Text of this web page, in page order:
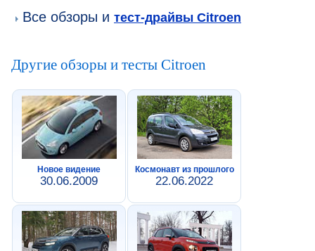
Все обзоры и тест-драйвы Citroen
Другие обзоры и тесты Citroen
Новое видение
30.06.2009
Космонавт из прошлого
22.06.2022